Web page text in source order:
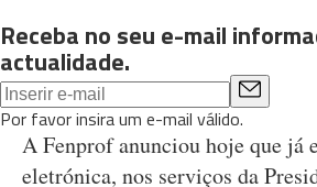
Receba no seu e-mail
actualidade.
Por favor insira um e-mail válido.
A Fenprof anunciou hoje que já
eletrónica, nos serviços da